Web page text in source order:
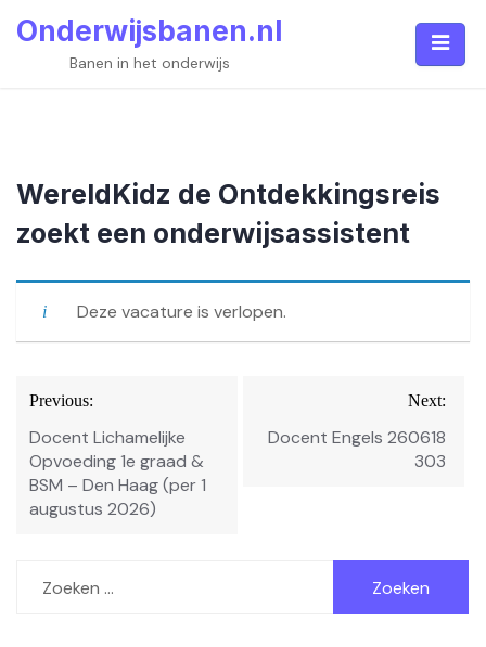
Onderwijsbanen.nl
Banen in het onderwijs
WereldKidz de Ontdekkingsreis
zoekt een onderwijsassistent
Deze vacature is verlopen.
Bericht
navigatie
Previous:
Docent Lichamelijke
Opvoeding 1e graad &
BSM – Den Haag (per 1
augustus 2026)
Next:
Docent Engels 260618
303
naar: